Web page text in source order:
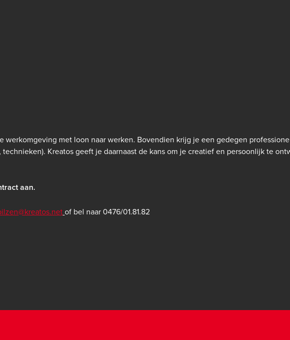
werkomgeving met loon naar werken. Bovendien krijg je een gedegen
technieken). Kreatos geeft je daarnaast de kans om je creatief en persoonlijk te
aan.
of bel naar0476/01.81.82